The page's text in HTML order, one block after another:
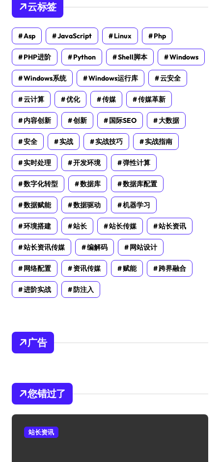
云标签
Asp JavaScript Linux Php
PHP进阶 Python Shell脚本 Windows
Windows系统 Windows运行库 云安全
云计算 优化 传媒 传媒革新
内容创新 创新 国际SEO 大数据
安全 实战 实战技巧 实战指南
实时处理 开发环境 弹性计算
数字化转型 数据库 数据库配置
数据赋能 数据驱动 机器学习
环境搭建 站长 站长传媒 站长资讯
站长资讯传媒 编解码 网站设计
网络配置 资讯传媒 赋能 跨界融合
进阶实战 防注入
广告
您错过了
站长资讯